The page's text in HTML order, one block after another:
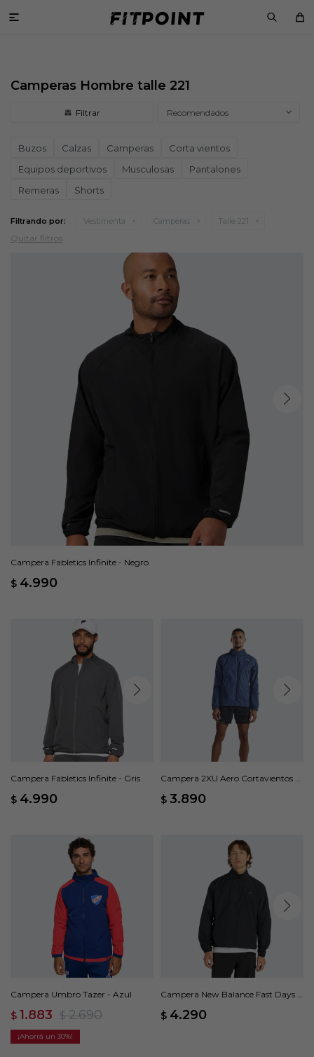

Camperas Hombre talle 221
Recomendados
Buzos Calzas Camperas
Corta vientos
Equipos deportivos
Musculosas
Pantalones
Remeras
Shorts
Filtrando por: Vestimenta Camperas Talle 221
Quitar filtros
Campera Fabletics Infinite - Negro
$ 4.990
Campera Fabletics Infinite - Gris
$ 4.990
Campera 2XU Aero Cortavientos -
$ 3.890
Campera Umbro Tazer - Azul
$ 1.883 $ 2.690
30
Campera New Balance Fast Days -
$ 4.290